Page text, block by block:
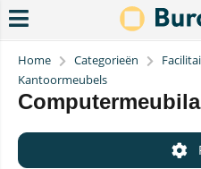
Home Categorieën
Kantoormeubels